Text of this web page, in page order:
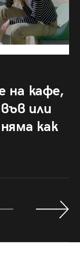
на кафе,
или
как